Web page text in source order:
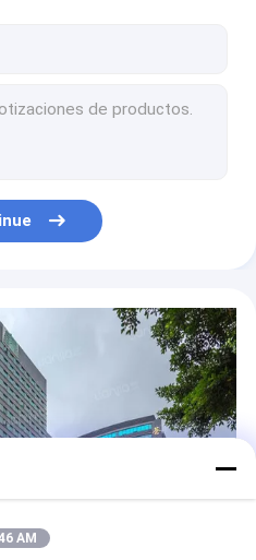
larga de malha
de Comunicação Deployment Camera
de 5 Watt Transmissor SDR
Banda Larga MESH Portátil
em tempo real usando o protocolo MAVLink e o servomotor sem escovas
de Alta Potência BiDirecional
AM